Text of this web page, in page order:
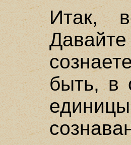
Итак,
быть, в